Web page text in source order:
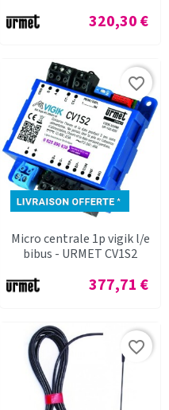
Prix
320,30 €
Micro centrale 1p vigik l/e
bibus - URMET CV1S2
Prix
377,71 €
favorite_border
favorite_border